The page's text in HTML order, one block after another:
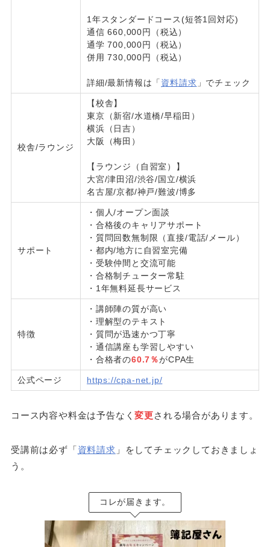
1年スタンダードコース(短答1回対応)
通信 660,000円（税込）
通学 700,000円（税込）
併用 730,000円（税込）
詳細/最新情報は「 資料請求 」でチェック
校舎/ラウンジ
【校舎】
東京（新宿/水道橋/早稲田）
横浜（日吉）
大阪（梅田）
【ラウンジ（自習室）】
大宮/津田沼/渋谷/国立/横浜
名古屋/京都/神戸/難波/博多
サポート
・個人/オープン面談
・合格後のキャリアサポート
・質問回数無制限（直接/電話/メール）
・都内/地方に自習室完備
・受験仲間と交流可能
・合格制チューター常駐
・1年無料延長サービス
特徴
・講師陣の質が高い
・理解型のテキスト
・質問が迅速かつ丁寧
・通信講座も学習しやすい
・合格者の60.7％がCPA生
公式ページ https://cpa-net.jp/
コース内容や料金は予告なく変更される場合があります。
受講前は必ず「資料請求 」をしてチェックしておきましょ
う。
コレが届きます。